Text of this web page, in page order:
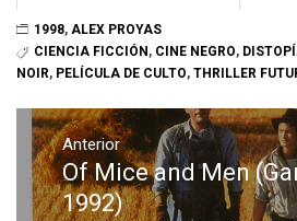
1998, ALEX PROYAS
CIENCIA FICCIÓN , CINE NEGRO,
NOIR, PELÍCULA DE CULTO, THRILLER
Navegación
de
entradas
Anterior
Entrada
anterior:
Of Mice and Men
1992)